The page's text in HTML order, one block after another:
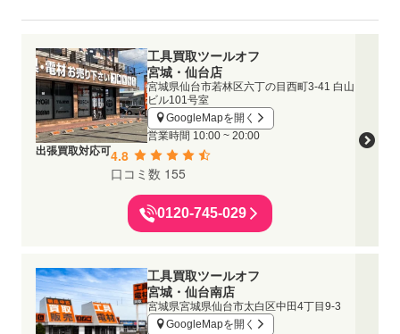
工具買取ツールオフ
宮城・仙台店
宮城県仙台市若林区六丁の目西町3-41 白山
ビル101号室
GoogleMapを開く
営業時間 10:00 ~ 20:00
出張買取対応可4.8
口コミ数 155
0120-745-029
工具買取ツールオフ
宮城・仙台南店
宮城県宮城県仙台市太白区中田4丁目9-3
GoogleMapを開く